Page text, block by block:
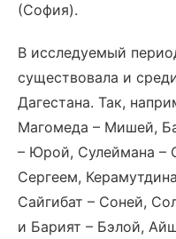
(София).
В исследуемый
существовала и
Дагестана. Так,
Магомеда – Мишей,
– Юрой, Сулеймана –
Сергеем,
Сайгибат – Соней,
и Барият – Бэлой,